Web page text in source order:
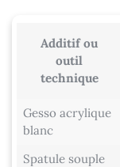
Additif ou
outil
technique
Gesso acrylique
blanc
Spatule souple